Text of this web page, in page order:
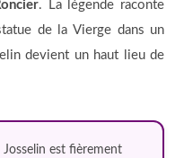
. La légende raconte
de la Vierge dans un
devient un haut lieu de
est fièrement